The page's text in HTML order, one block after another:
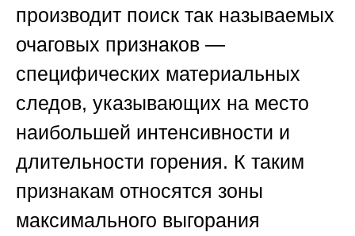
производит поиск так называемых
очаговых признаков —
специфических материальных
следов, указывающих на место
наибольшей интенсивности и
длительности горения. К таким
признакам относятся зоны
максимального выгорания